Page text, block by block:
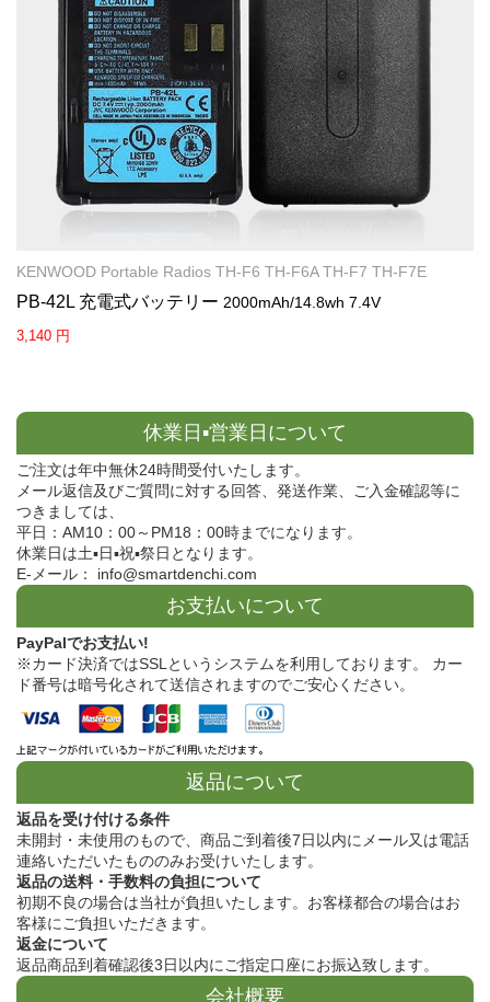
KENWOOD Portable Radios TH-F6 TH-F6A TH-F7 TH-F7E
PB-42L 充電式バッテリー 2000mAh/14.8wh 7.4V
3,140 円
休業日▪営業日について
ご注文は年中無休24時間受付いたします。
メール返信及びご質問に対する回答、発送作業、ご入金確認等に
つきましては、
平日：AM10：00～PM18：00時までになります。
休業日は土▪日▪祝▪祭日となります。
E-メール： info@smartdenchi.com
お支払いについて
PayPalでお支払い!
※カード決済ではSSLというシステムを利用しております。 カー
ド番号は暗号化されて送信されますのでご安心ください。
返品について
返品を受け付ける条件
未開封・未使用のもので、商品ご到着後7日以内にメール又は電話
連絡いただいたもののみお受けいたします。
返品の送料・手数料の負担について
初期不良の場合は当社が負担いたします。お客様都合の場合はお
客様にご負担いただきます。
返金について
返品商品到着確認後3日以内にご指定口座にお振込致します。
会社概要